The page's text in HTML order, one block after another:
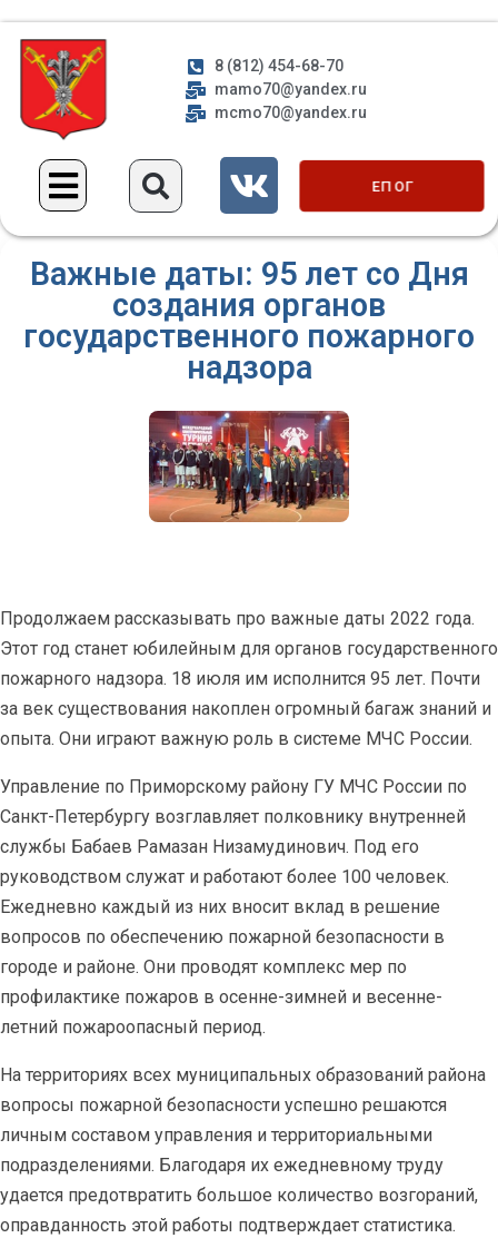
8 (812) 454-68-70
mamo70@yandex.ru
mcmo70@yandex.ru
ЕП ОГ
Важные даты: 95 лет со Дня
создания органов
государственного пожарного
надзора
Продолжаем рассказывать про важные даты 2022 года.
Этот год станет юбилейным для органов государственного
пожарного надзора. 18 июля им исполнится 95 лет. Почти
за век существования накоплен огромный багаж знаний и
опыта. Они играют важную роль в системе МЧС России.
Управление по Приморскому району ГУ МЧС России по
Санкт-Петербургу возглавляет полковнику внутренней
службы Бабаев Рамазан Низамудинович. Под его
руководством служат и работают более 100 человек.
Ежедневно каждый из них вносит вклад в решение
вопросов по обеспечению пожарной безопасности в
городе и районе. Они проводят комплекс мер по
профилактике пожаров в осенне-зимней и весенне-
летний пожароопасный период.
На территориях всех муниципальных образований района
вопросы пожарной безопасности успешно решаются
личным составом управления и территориальными
подразделениями. Благодаря их ежедневному труду
удается предотвратить большое количество возгораний,
оправданность этой работы подтверждает статистика.